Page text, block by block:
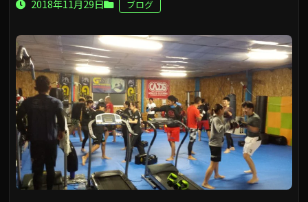
2018年11月29日 ブログ